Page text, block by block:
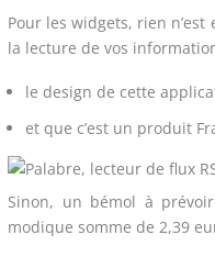
Pour les widgets, rien
la lecture de vos
le design de cette
et que c’est un produit
Sinon, un bémol à
modique somme de 2,39